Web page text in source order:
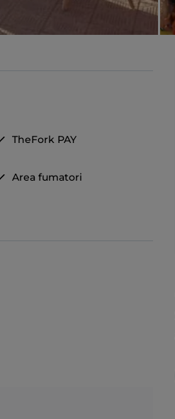
TheFork PAY
Area fumatori